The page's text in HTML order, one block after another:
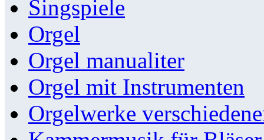
Singspiele
Orgel
Orgel manualiter
Orgel mit Instrumenten
Orgelwerke